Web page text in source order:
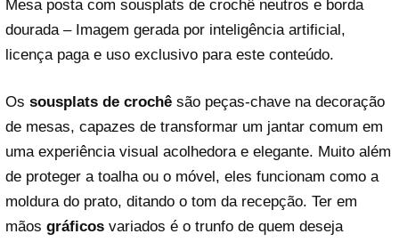
Mesa posta com sousplats de crochê neutros e borda
dourada – Imagem gerada por inteligência artificial,
licença paga e uso exclusivo para este conteúdo.
Os sousplats de crochê são peças-chave na decoração
de mesas, capazes de transformar um jantar comum em
uma experiência visual acolhedora e elegante. Muito além
de proteger a toalha ou o móvel, eles funcionam como a
moldura do prato, ditando o tom da recepção. Ter em
mãos gráficos variados é o trunfo de quem deseja